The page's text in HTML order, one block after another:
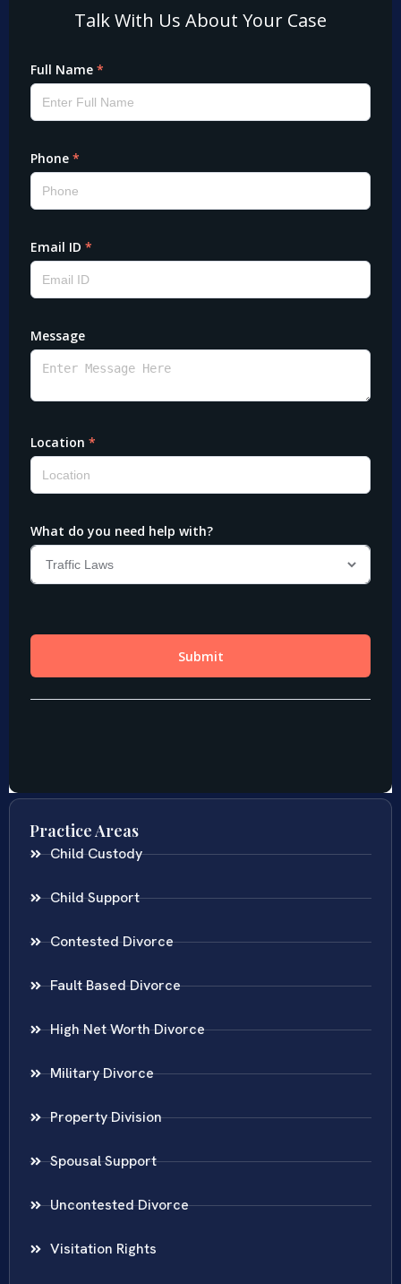
Practice Areas
Child Custody
Child Support
Contested Divorce
Fault Based Divorce
High Net Worth Divorce
Military Divorce
Property Division
Spousal Support
Uncontested Divorce
Visitation Rights